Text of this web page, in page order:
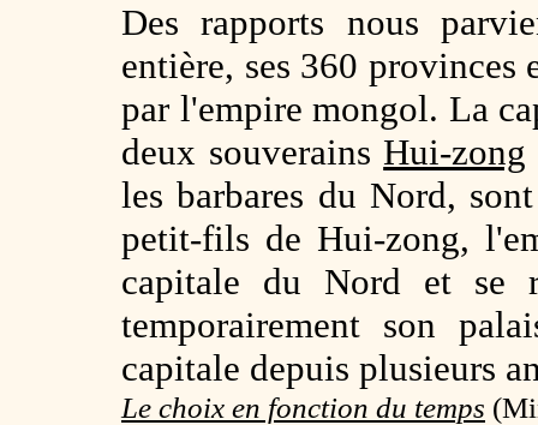
Des rapports nous
entière, ses 360 provinces
par l'empire mongol. La
deux souverains Hui-zong
les barbares du Nord,
petit-fils de Hui-zong,
capitale du Nord et se
temporairement son
capitale depuis plusieurs
Le choix en fonction du temps